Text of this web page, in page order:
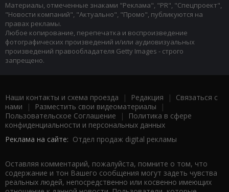
Материалы, отмеченные знаками "Реклама", "PR", "Спецпроект",
"Новости компаний", "Актуально", "Промо", публикуются на
правах рекламы.
Любое копирование, перепечатка и воспроизведение
фотографических произведений и/или аудиовизуальных
произведений правообладателя Getty Images - строго
запрещено.
Наши контакты и схема проезда | Редакция | Связаться с
нами | Разместить свои видеоматериалы |
Пользовательское Соглашение |
Политика в сфере
конфиденциальности и персональных данных
Реклама на сайте: Отдел продаж digital рекламы
Оставляя комментарий, пожалуйста, помните о том, что
содержание и тон Вашего сообщения могут задеть чувства
реальных людей, непосредственно или косвенно имеющих